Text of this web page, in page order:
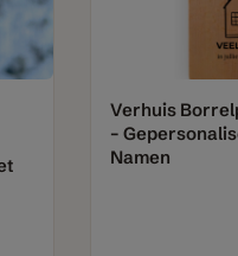
Verhuis
–
Namen